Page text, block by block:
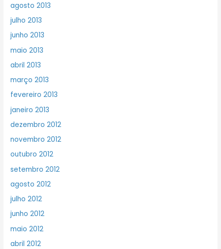
agosto 2013
julho 2013
junho 2013
maio 2013
abril 2013
março 2013
fevereiro 2013
janeiro 2013
dezembro 2012
novembro 2012
outubro 2012
setembro 2012
agosto 2012
julho 2012
junho 2012
maio 2012
abril 2012